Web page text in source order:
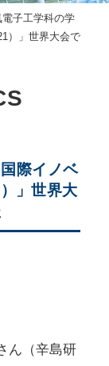
子工学科の学
）」世界大会で
際イノベ
」世界大
ん（辛島研